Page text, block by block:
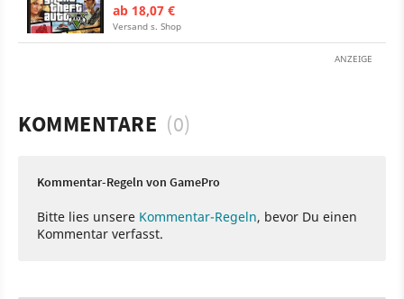
ab 18,07 €
Versand s. Shop
ANZEIGE
KOMMENTARE (0)
Kommentar-Regeln von GamePro
Bitte lies unsere Kommentar-Regeln, bevor Du einen
Kommentar verfasst.